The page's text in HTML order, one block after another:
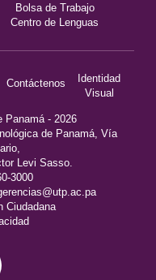
Bolsa de Trabajo
Centro de Lenguas
Contáctenos
Identidad
Visual
Panamá - 2026
de Panamá, Vía
Levi Sasso.
3000
Ciudadana